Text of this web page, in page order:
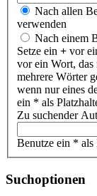
Nach allen
verwenden
Nach einem
Setze ein + vor
vor ein Wort,
mehrere Wörter
wenn nur eines
ein * als
Zu suchender
Benutze ein * als
Suchoptionen